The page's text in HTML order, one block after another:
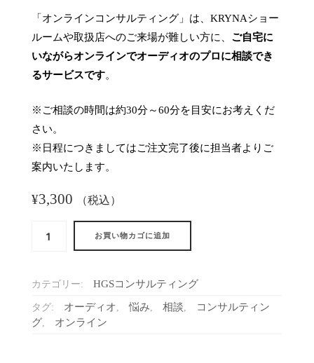
「オンラインコンサルティング」は、KRYNAショー
ルームや取扱店へのご来場が難しい方に、 ご自宅に
いながらオンラインでオーディオのプロに相談でき
るサービスです。
※ご相談の時間は約30分～60分を目安にお考えくだ
さい。
※日程につきましてはご注文完了後に担当者よりご
案内いたします。
¥3,300 （税込）
ン
コ
ン
お買い物カゴに追加
カテゴリー: HGSコンサルティング
タグ: オーディオ, 悩み, 相談,
コンサルティン
グ, オンライン